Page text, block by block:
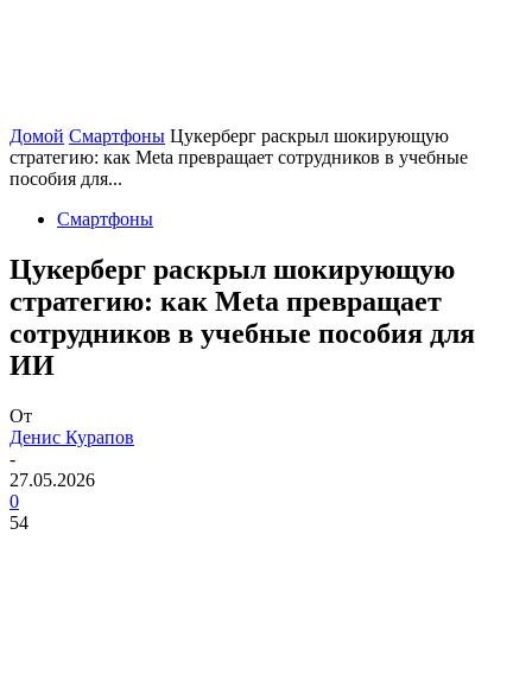
Домой Смартфоны Цукерберг раскрыл шокирующую
стратегию: как Meta превращает сотрудников в учебные
пособия для...
Смартфоны
Цукерберг раскрыл шокирующую
стратегию: как Meta превращает
сотрудников в учебные пособия для
ИИ
От
Денис Курапов
-
27.05.2026
0
54